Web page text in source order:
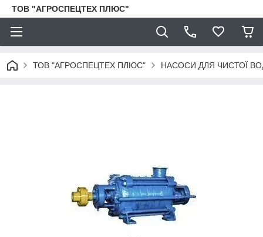
ТОВ "АГРОСПЕЦТЕХ ПЛЮС"
ТОВ "АГРОСПЕЦТЕХ ПЛЮС" НАСОСИ ДЛЯ ЧИСТОЇ